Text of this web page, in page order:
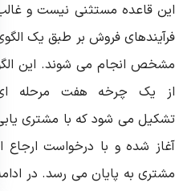
قاعده مستثنی نیست و غالب
فروش بر طبق یک الگوی
انجام می شوند. این الگو
یک چرخه هفت مرحله ای
می شود که با مشتری یابی
شده و با درخواست ارجاع از
به پایان می رسد. در ادامه